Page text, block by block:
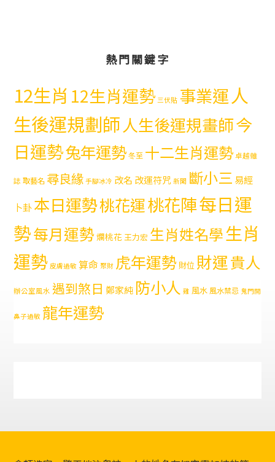
熱門關鍵字
12生肖 12生肖運勢 三伏貼 事業運人
生後運規劃師人生後運規畫師今
日運勢兔年運勢冬至 十二生肖運勢 卓越雜
誌 取藝名 尋良緣 手腳冰冷 改名 改運符咒 新聞 斷小三易經
卜卦本日運勢桃花運桃花陣每日運
勢每月運勢 爛桃花 王力宏 生肖姓名學生肖
運勢 皮膚過敏 算命 聚財 虎年運勢 財位 財運貴人
辦公室風水 遇到煞日 鄭家純 防小人 雞 風水風水禁忌 鬼門開
鼻子過敏 龍年運勢